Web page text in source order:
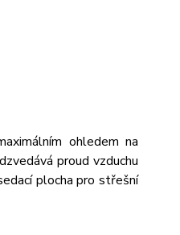
ohledem na
proud vzduchu
plocha pro střešní